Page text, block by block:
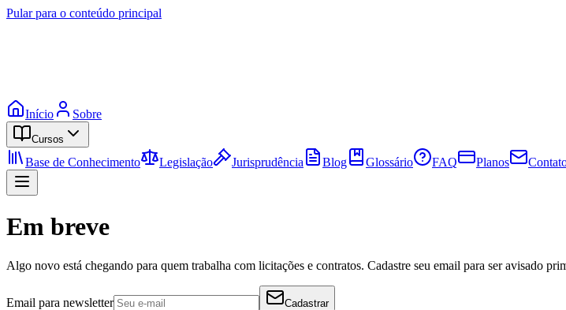
Pular para o conteúdo principal
Início Sobre
Cursos
Base de Conhecimento Legislação Jurisprudência Blog Glossário FAQ Planos
Em breve
Algo novo está chegando para quem trabalha com licitações e contratos. Cadastre seu email para ser avisado
Email para newsletter Cadastrar